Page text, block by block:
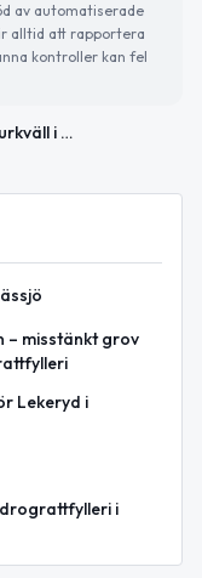
av automatiserade
alltid att rapportera
kontroller kan fel
Solig vårdag och kulturkväll i Nässjö
– misstänkt grov
Lekeryd i
i